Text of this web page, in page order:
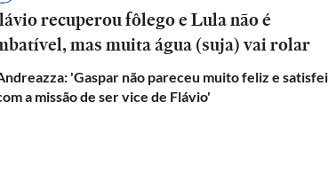
recuperou fôlego e Lula não é
mas muita água (suja) vai rolar
'Gaspar não pareceu muito feliz e
a missão de ser vice de Flávio'